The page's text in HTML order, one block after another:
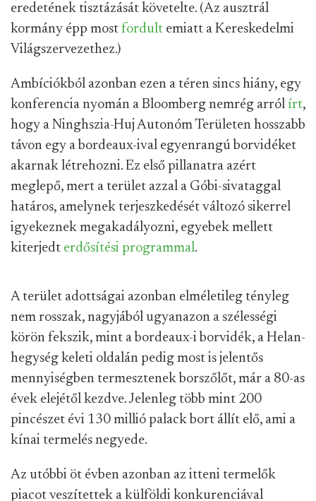
eredetének tisztázását követelte. (Az ausztrál
kormány épp most fordult emiatt a Kereskedelmi
Világszervezethez.)
Ambíciókból azonban ezen a téren sincs hiány, egy
konferencia nyomán a Bloomberg nemrég arról írt,
hogy a Ninghszia-Huj Autonóm Területen hosszabb
távon egy a bordeaux-ival egyenrangú borvidéket
akarnak létrehozni. Ez első pillanatra azért
meglepő, mert a terület azzal a Góbi-sivataggal
határos, amelynek terjeszkedését változó sikerrel
igyekeznek megakadályozni, egyebek mellett
kiterjedt erdősítési programmal.
A terület adottságai azonban elméletileg tényleg
nem rosszak, nagyjából ugyanazon a szélességi
körön fekszik, mint a bordeaux-i borvidék, a Helan-
hegység keleti oldalán pedig most is jelentős
mennyiségben termesztenek borszőlőt, már a 80-as
évek elejétől kezdve. Jelenleg több mint 200
pincészet évi 130 millió palack bort állít elő, ami a
kínai termelés negyede.
Az utóbbi öt évben azonban az itteni termelők
piacot veszítettek a külföldi konkurenciával